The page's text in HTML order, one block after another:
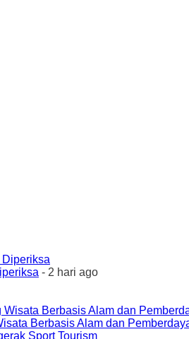
- 2 hari ago
Berbasis Alam dan